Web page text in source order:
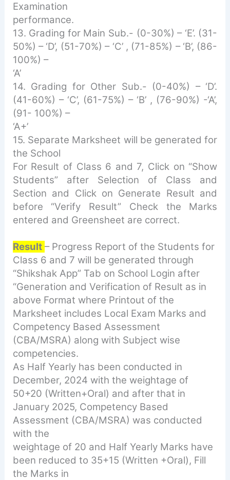
Examination
performance.
13. Grading for Main Sub.- (0-30%) – ‘E’. (31-
50%) – ‘D’, (51-70%) – ‘C’ , (71-85%) – ‘B’, (86-
100%) –
‘A’
14. Grading for Other Sub.- (0-40%) – ‘D’.
(41-60%) – ‘C’, (61-75%) – ‘B’ , (76-90%) -‘A’,
(91- 100%) –
‘A+’
15. Separate Marksheet will be generated for
the School
For Result of Class 6 and 7, Click on “Show
Students” after Selection of Class and
Section and Click on Generate Result and
before “Verify Result” Check the Marks
entered and Greensheet are correct.
Result – Progress Report of the Students for
Class 6 and 7 will be generated through
“Shikshak App” Tab on School Login after
“Generation and Verification of Result as in
above Format where Printout of the
Marksheet includes Local Exam Marks and
Competency Based Assessment
(CBA/MSRA) along with Subject wise
competencies.
As Half Yearly has been conducted in
December, 2024 with the weightage of
50+20 (Written+Oral) and after that in
January 2025, Competency Based
Assessment (CBA/MSRA) was conducted
with the
weightage of 20 and Half Yearly Marks have
been reduced to 35+15 (Written +Oral), Fill
the Marks in